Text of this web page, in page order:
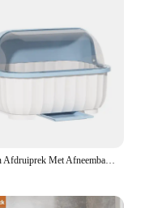
Keuken Afdruiprek Met Afneembare Lekbak Gebruiksvoorwerp Houder Afwassen Afdruiprek Plaat Organizer Voor Keuken